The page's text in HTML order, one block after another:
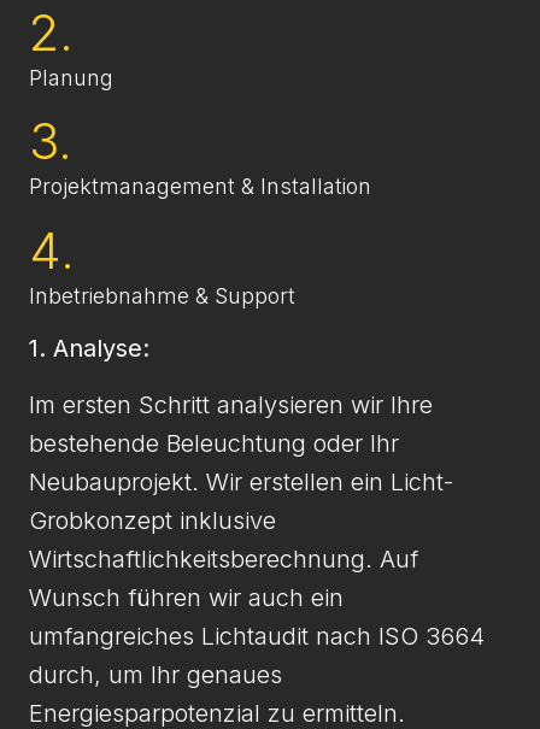
2.
Planung
3.
Projektmanagement & Installation
4.
Inbetriebnahme & Support
1. Analyse:
Im ersten Schritt analysieren wir Ihre
bestehende Beleuchtung oder Ihr
Neubauprojekt. Wir erstellen ein Licht-
Grobkonzept inklusive
Wirtschaftlichkeitsberechnung. Auf
Wunsch führen wir auch ein
umfangreiches Lichtaudit nach ISO 3664
durch, um Ihr genaues
Energiesparpotenzial zu ermitteln.